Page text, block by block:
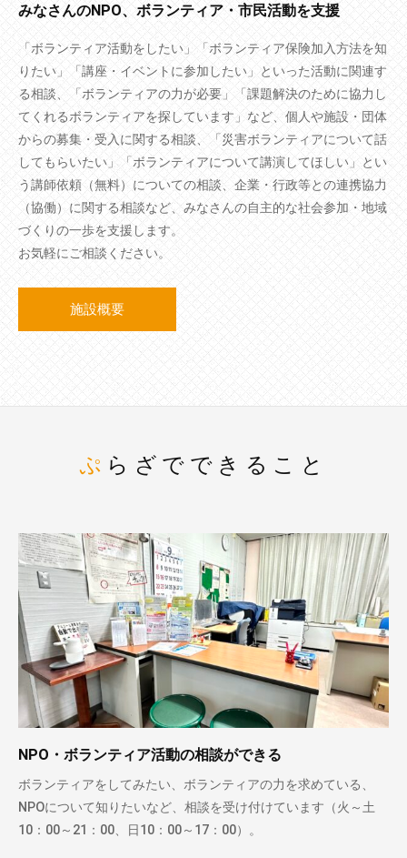
みなさんのNPO、ボランティア・市民活動を支援
「ボランティア活動をしたい」「ボランティア保険加入方法を知
りたい」「講座・イベントに参加したい」といった活動に関連す
る相談、「ボランティアの力が必要」「課題解決のために協力し
てくれるボランティアを探しています」など、個人や施設・団体
からの募集・受入に関する相談、「災害ボランティアについて話
してもらいたい」「ボランティアについて講演してほしい」とい
う講師依頼（無料）についての相談、企業・行政等との連携協力
（協働）に関する相談など、みなさんの自主的な社会参加・地域
づくりの一歩を支援します。
お気軽にご相談ください。
施設概要
ぷらざでできること
NPO・ボランティア活動の相談ができる
ボランティアをしてみたい、ボランティアの力を求めている、
NPOについて知りたいなど、相談を受け付けています（火～土
10：00～21：00、日10：00～17：00）。